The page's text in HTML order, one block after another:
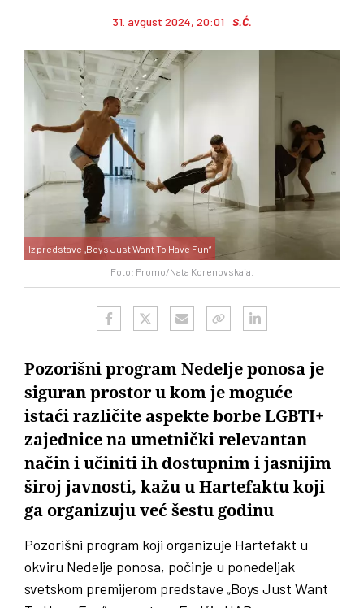
31. avgust 2024, 20:01 S.Ć.
Foto: Promo/Nata Korenovskaia.
Iz predstave „Boys Just Want To Have Fun“
Pozorišni program Nedelje ponosa je
siguran prostor u kom je moguće
istaći različite aspekte borbe LGBTI+
zajednice na umetnički relevantan
način i učiniti ih dostupnim i jasnijim
široj javnosti, kažu u Hartefaktu koji
ga organizuju već šestu godinu
Pozorišni program koji organizuje Hartefakt u
okviru Nedelje ponosa, počinje u ponedeljak
svetskom premijerom predstave „Boys Just Want